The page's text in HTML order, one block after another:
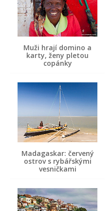
Muži hrají domino a
karty, ženy pletou
copánky
Madagaskar: červený
ostrov s rybářskými
vesničkami